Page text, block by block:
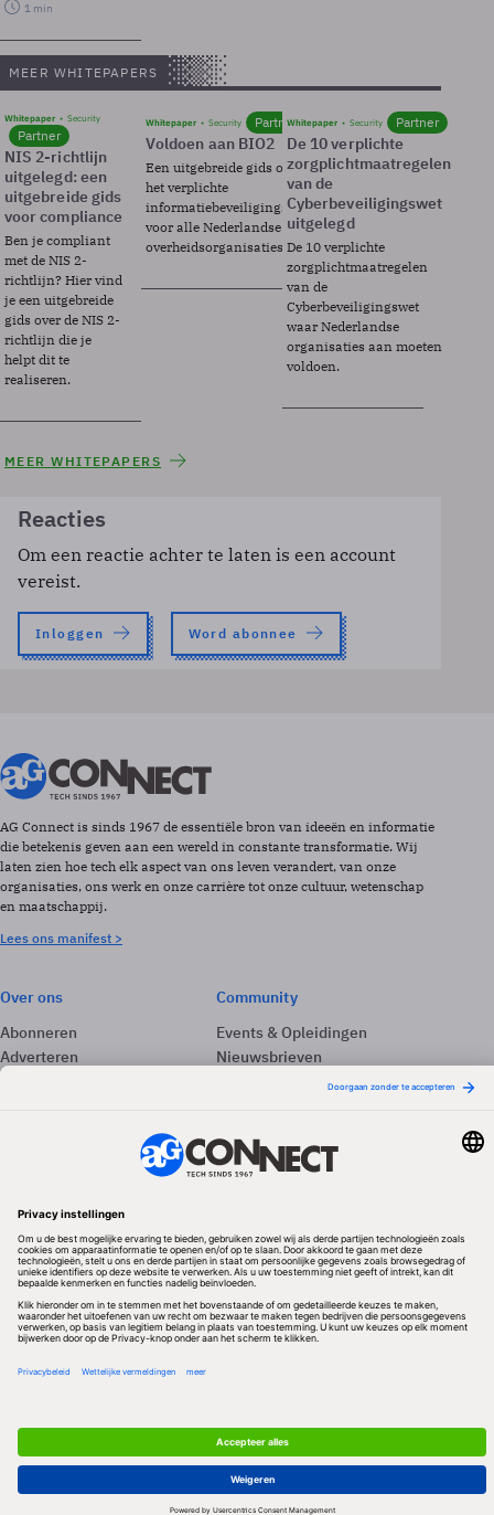
1 min
MEER WHITEPAPERS
Whitepaper Security
Partner
NIS 2-richtlijn
uitgelegd: een
uitgebreide gids
voor compliance
Ben je compliant
met de NIS 2-
richtlijn? Hier vind
je een uitgebreide
gids over de NIS 2-
richtlijn die je
helpt dit te
realiseren.
Whitepaper Security Partner
Voldoen aan BIO2
Een uitgebreide gids over BIO2,
het verplichte
informatiebeveiligingsframework
voor alle Nederlandse
overheidsorganisaties.
Whitepaper Security Partner
De 10 verplichte
zorgplichtmaatregelen
van de
Cyberbeveiligingswet
uitgelegd
De 10 verplichte
zorgplichtmaatregelen
van de
Cyberbeveiligingswet
waar Nederlandse
organisaties aan moeten
voldoen.
MEER WHITEPAPERS
Reacties
Om een reactie achter te laten is een account
vereist.
Inloggen Word abonnee
AG Connect is sinds 1967 de essentiële bron van ideeën en informatie
die betekenis geven aan een wereld in constante transformatie. Wij
laten zien hoe tech elk aspect van ons leven verandert, van onze
organisaties, ons werk en onze carrière tot onze cultuur, wetenschap
en maatschappij.
Lees ons manifest >
Over ons
Abonneren
Adverteren
Community
Events & Opleidingen
Nieuwsbrieven
Redactionele partner
Privacy & Cookies